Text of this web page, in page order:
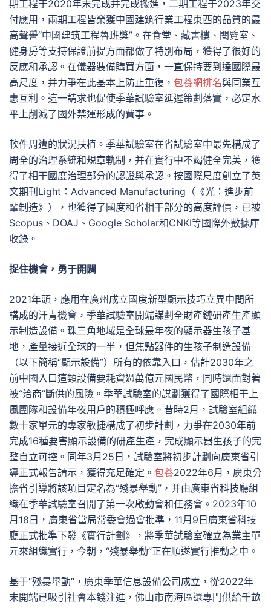
期工程于2020年末完成并完成搬進，二期工程于2023年交
付應用，兩期工程皆榮獲中國建筑行業工程東西的品質的最
高聲譽“中國建筑工程魯班獎”。在食堂、藏書樓、閱覽室、
健身房等支持保證前提方面都做了特別布局，獲得了很好的
反應和承認。在儀器裝備購買方面，一直保持要到達國際最
高尺度，并力爭在此基本上防止重復， 包養網排名與同業互
惠互利。這一請求也促使季華試驗室延遲策劃落實，必定水
平上削減了國外禁運形成的費事。
軟件周遭的狀況扶植。季華試驗室在省試驗室中最先構成了
周全的治理系統和規章軌制，并在實行中不竭健全完美，獲
得了相干國度治理部分的認證與承認。按國際尺度創立了英
文期刊Light：Advanced Manufacturing（《光：進步前
輩制造》），也獲得了國度和省相干部分的高度評價，已被
Scopus、DOAJ、Google Scholar和CNKI等國際外數據庫
收錄。
捉住機會，勇于開闢
2021年頭，應用在廣州成立國度新型顯示技巧立異中間所
構成的汗青機會，季華試驗室開端謀劃全財產鏈研產生產顯
示制造設備。珠三角地域是全球最年夜的顯示器生孩子基
地，產量接近全球的一半，但焦點器件的生孩子制造設備
（以下簡稱“顯示設備”）所有的依靠入口，估計2030年之
前中國入口這類設備要耗資過萬億元國民幣，同時還面對著
被“洽商”斷供的風險。季華試驗室的謀劃獲得了國際相干上
風團隊和設備年夜用戶的積極呼應。昔時2月，試驗室組織
數十家單元的專家敏捷構成了初步計劃，力爭在2030年前
完成16種要害顯示設備的研產生產，完成顯示器生孩子的完
整自立可控。同年3月25日，試驗室將初步計劃向廣東省引
導正式報告請示，獲得充足確定。 包養2022年6月，廣東分
擔省引導將該項目定名為“殘暴舉動”，并由廣東省科技廳組
織在季華試驗室召開了第一次啟動會和任務會。2023年10
月18日，廣東省當局常委會過會批準，11月9日廣東省科技
廳正式批準下發《實行計劃》，將季華試驗室確立為業主單
元來組織實行，今朝，“殘暴舉動”正在順遂實行推動之中。
基于“殘暴舉動”，廣東季華信息設備公司成立，從2022年
末開端已吸引社會本錢注進，佛山市南海區還專門供給千畝